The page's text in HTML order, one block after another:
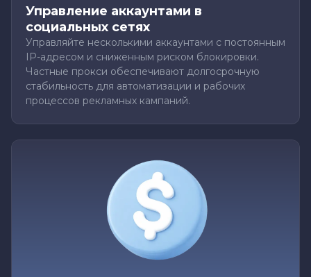
Управление аккаунтами в
социальных сетях
Управляйте несколькими аккаунтами с постоянным
IP-адресом и сниженным риском блокировки.
Частные прокси обеспечивают долгосрочную
стабильность для автоматизации и рабочих
процессов рекламных кампаний.